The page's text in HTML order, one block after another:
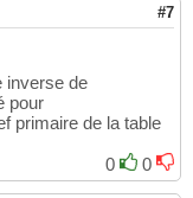
#7
inverse de
pour
primaire de la table
0
0